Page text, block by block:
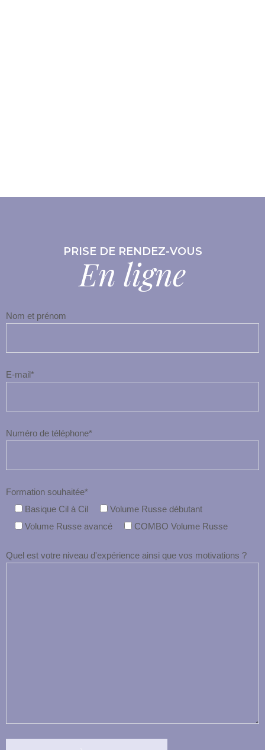
PRISE DE RENDEZ-VOUS
En ligne
Nom et prénom
E-mail*
Numéro de téléphone*
Formation souhaitée*
Basique Cil à Cil
Volume Russe débutant
Volume Russe avancé
COMBO Volume Russe
Quel est votre niveau d'expérience ainsi que vos motivations ?